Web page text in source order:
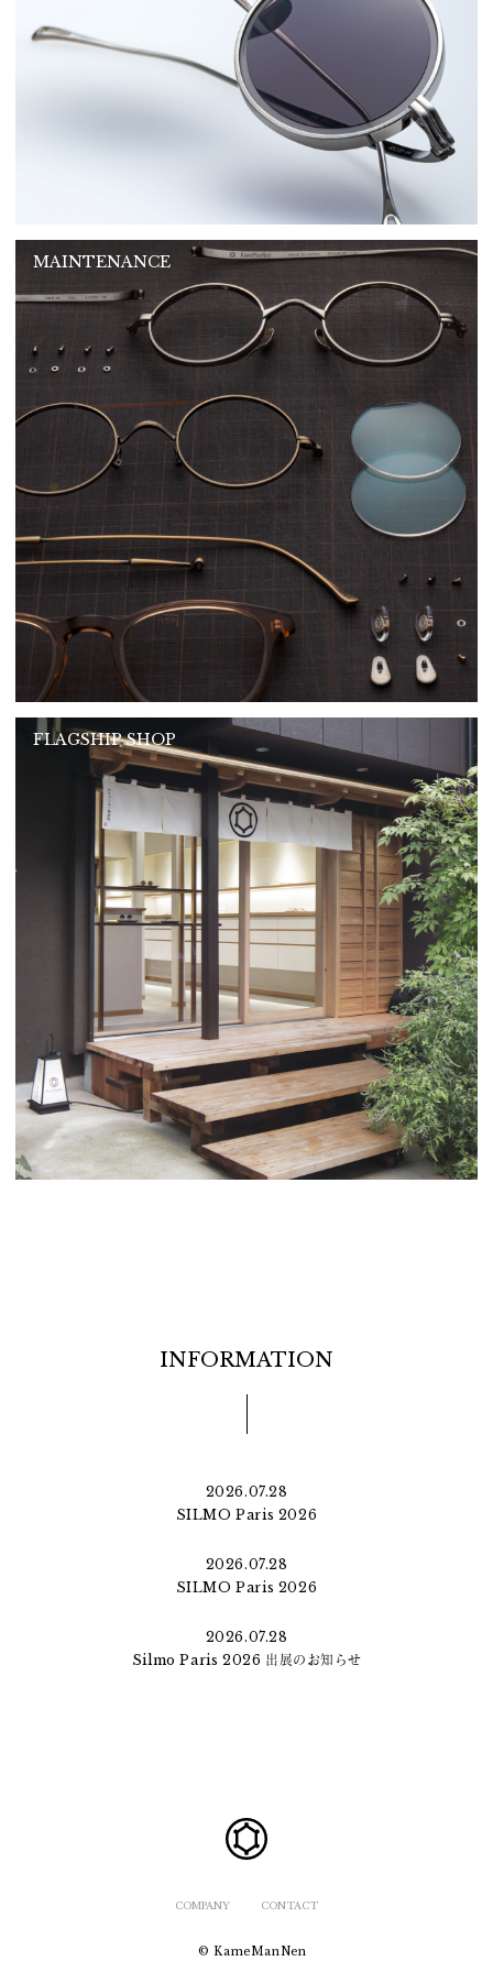
MAINTENANCE
FLAGSHIP SHOP
INFORMATION
2026.07.28
SILMO Paris 2026
2026.07.28
SILMO Paris 2026
2026.07.28
Silmo Paris 2026 出展のお知らせ
COMPANY CONTACT
© KameManNen